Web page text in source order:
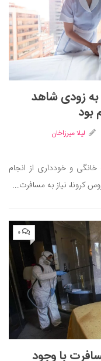
به زودی شاهد
بود
لیلا میرزاخان
و خودداری از انجام
کرونا، نیاز به مسافرت...
۰
با وجود